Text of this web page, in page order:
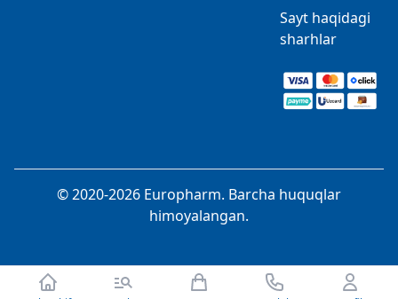
Sayt haqidagi
sharhlar
© 2020-2026 Europharm. Barcha huquqlar
himoyalangan.